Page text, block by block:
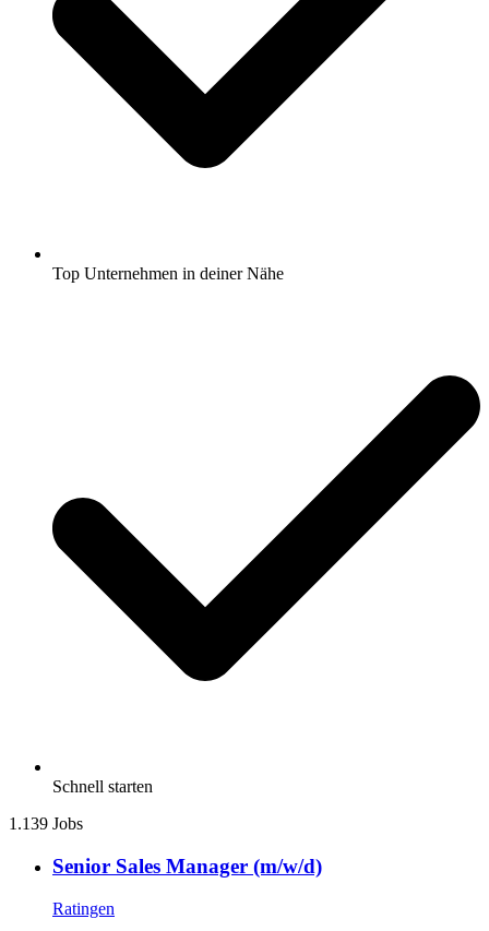
Top Unternehmen in deiner Nähe
Schnell starten
1.139 Jobs
Senior Sales Manager (m/w/d)
Ratingen